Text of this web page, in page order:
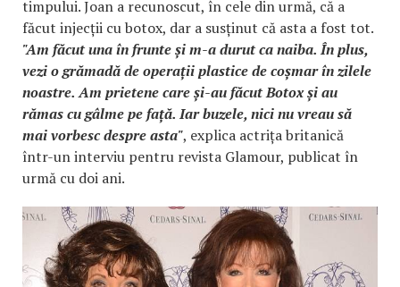
timpului. Joan a recunoscut, în cele din urmă, că a
făcut injecții cu botox, dar a susținut că asta a fost tot.
"Am făcut una în frunte și m-a durut ca naiba. În plus,
vezi o grămadă de operații plastice de coșmar în zilele
noastre. Am prietene care și-au făcut Botox și au
rămas cu gâlme pe față. Iar buzele, nici nu vreau să
mai vorbesc despre asta", explica actrița britanică
într-un interviu pentru revista Glamour, publicat în
urmă cu doi ani.